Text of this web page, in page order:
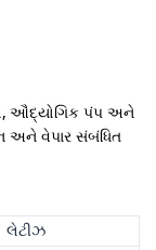
ઔદ્યોગિક પંપ અને
અને વેપાર સંબંધિત
લેટીઝ